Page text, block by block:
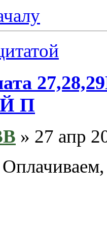
П
» 27 апр